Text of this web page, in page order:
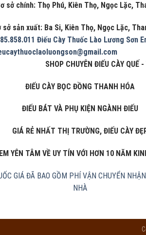
Phú, Kiên Thọ, Ngọc Lặc,
sở sản xuất: Ba Si, Kiên Thọ, Ngọc Lặc,
Điếu Cày Thuốc Lào Lương Sơn
SHOP CHUYÊN ĐIẾU CÀY QUẾ
ĐIẾU CÀY BỌC ĐỒNG THANH HÓA
ĐIẾU BÁT VÀ PHỤ KIỆN NGÀNH ĐIẾU
GIÁ RẺ NHẤT THỊ TRƯỜNG, ĐIẾU CÀY
YÊN TÂM VỀ UY TÍN VỚI HƠN 10 NĂM
GIÁ ĐÃ BAO GỒM PHÍ VẬN CHUYỂN
NHÀ